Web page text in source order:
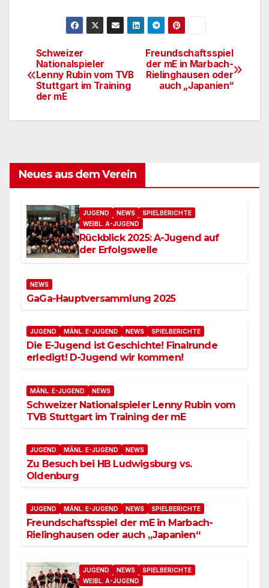
Beitragsnavigation
Freundschaftsspiel
der mE in Marbach-
Rielinghausen oder
auch „Japanien“
Schweizer
Nationalspieler
Lenny Rubin vom TVB
Stuttgart im Training
der mE
Neues aus dem Verein
JUGEND NEWS
SPIELBERICHTE
WEIBL. A-JUGEND
Rückblick 2025: A-Jugend auf
der Erfolgswelle
NEWS
GaGa-Hauptversammlung 2025
JUGEND MÄNL. E-JUGEND NEWS SPIELBERICHTE
Die E-Jugend ist Geschichte! Finalrunde
erledigt! D-Jugend wir kommen!
MÄNL. E-JUGEND NEWS
Schweizer Nationalspieler Lenny Rubin vom
TVB Stuttgart im Training der mE
JUGEND MÄNL. E-JUGEND NEWS
Zu Besuch bei HB Ludwigsburg vs.
Oldenburg
JUGEND MÄNL. E-JUGEND NEWS SPIELBERICHTE
Freundschaftsspiel der mE in Marbach-
Rielinghausen oder auch „Japanien“
JUGEND NEWS
SPIELBERICHTE
WEIBL. A-JUGEND